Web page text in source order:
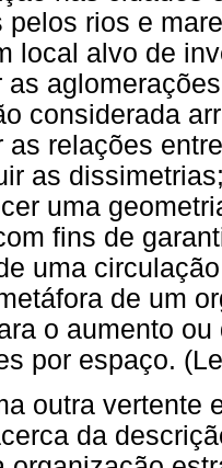
pelos rios e
local alvo de
as
considerada
as relações
as
uma
fins de
uma
de um
o aumento
por espaço.
outra vertente
da